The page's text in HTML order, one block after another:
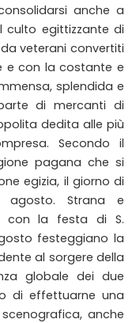
anche a
culto egittizzante di
veterani convertiti
e con la costante e
splendida e
di mercanti di
dedita alle più
Secondo il
pagana che si
egizia, il giorno di
Strana e
con la festa di S.
festeggiano la
al sorgere della
globale dei due
di effettuarne una
anche